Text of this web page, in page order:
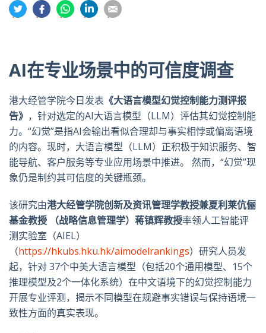
分
享
特
分
享
书
分
享
享
英
享
郵
AI在专业场景中的可信度调查
港大经管学院今日发表 《大语言模型幻觉控制能力测评报
告》 ，针对选定的AI大语言模型（LLM）评估其幻觉控制能
力。“幻觉”是指AI会输出看似合理却与事实相悖或偏离语境
的内容。现时，大语言模型（LLM）正积极于知识服务、智
能导航、客户服务等专业应用场景中推进。 然而，“幻觉”现
象仍是制约其可信度的关键瓶颈。
该研究由港大经管学院创新及资讯管理学教授兼夏利莱伉俪
基金教授
（战略信息管理学）蒋镇辉教授率领人工智能评
测实验室（AIEL）
（https://hkubs.hku.hk/aimodelrankings）研究人员发
起，针对 37个中美大语言模型（包括20个通用模型、15个
推理模型及2个一体化系统）在中文语境下的幻觉控制能力
开展专业评测，揭示不同模型在规避事实错误与保持语境一
致性方面的真实表现。